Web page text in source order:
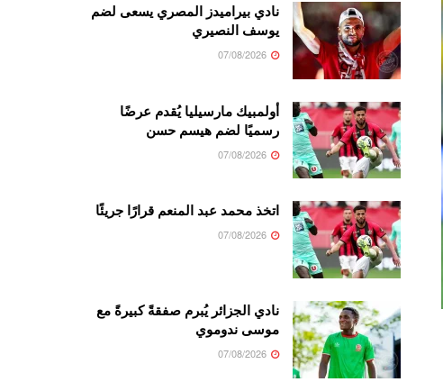
نادي بيراميدز المصري يسعى لضم
يوسف النصيري
أولمبيك مارسيليا يُقدم عرضًا
رسميًا لضم هيسم حسن
اتخذ محمد عبد المنعم قرارًا جريئًا
نادي الجزائر يُبرم صفقةً كبيرةً مع
موسى ندوموي